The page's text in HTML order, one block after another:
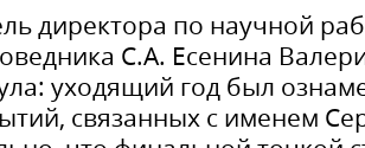
директора по научной
С.А. Есенина
уходящий год был
связанных с именем